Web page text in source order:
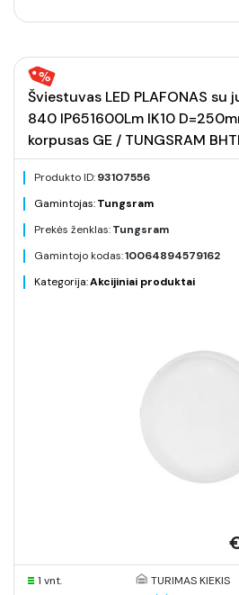
Šviestuvas LED PLAFONAS su
840 IP651600Lm IK10
korpusas GE / TUNGSRAM
Produkto ID:93107556
Gamintojas:Tungsram
Prekės ženklas:Tungsram
Gamintojo kodas:10064894579162
Kategorija:Akcijiniai produktai
1 vnt.
TURIMAS KIEKIS